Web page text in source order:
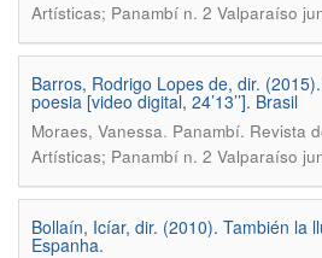
Artísticas; Panambí n. 2 Valparaíso
Barros, Rodrigo Lopes de, dir.
poesia [video digital, 24’13’’]. Brasil
Moraes, Vanessa. Panambí. Revista
Artísticas; Panambí n. 2 Valparaíso
Bollaín, Icíar, dir. (2010). También la
Espanha.